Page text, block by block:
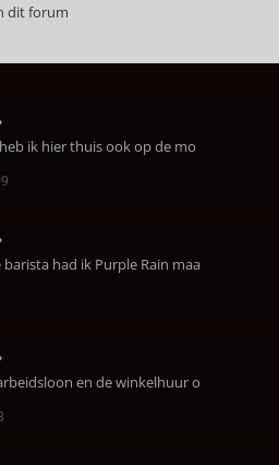
dit forum
ik hier thuis ook op de mo
had ik Purple Rain maa
en de winkelhuur o